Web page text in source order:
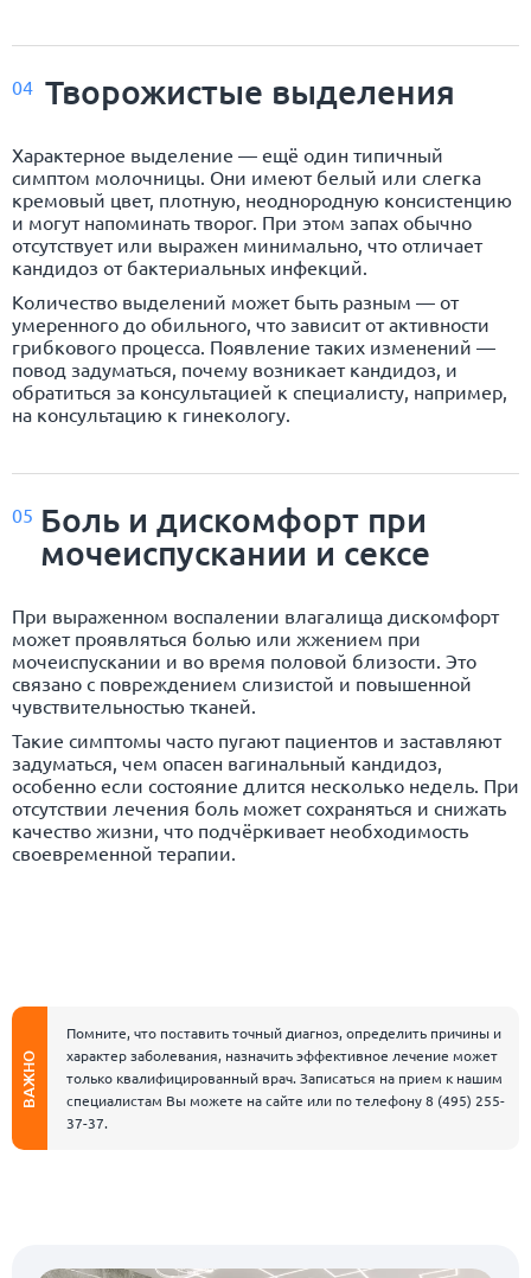
04 Творожистые выделения
Характерное выделение — ещё один типичный
симптом молочницы. Они имеют белый или слегка
кремовый цвет, плотную, неоднородную консистенцию
и могут напоминать творог. При этом запах обычно
отсутствует или выражен минимально, что отличает
кандидоз от бактериальных инфекций.
Количество выделений может быть разным — от
умеренного до обильного, что зависит от активности
грибкового процесса. Появление таких изменений —
повод задуматься, почему возникает кандидоз, и
обратиться за консультацией к специалисту, например,
на консультацию к гинекологу.
05 Боль и дискомфорт при
мочеиспускании и сексе
При выраженном воспалении влагалища дискомфорт
может проявляться болью или жжением при
мочеиспускании и во время половой близости. Это
связано с повреждением слизистой и повышенной
чувствительностью тканей.
Такие симптомы часто пугают пациентов и заставляют
задуматься, чем опасен вагинальный кандидоз,
особенно если состояние длится несколько недель. При
отсутствии лечения боль может сохраняться и снижать
качество жизни, что подчёркивает необходимость
своевременной терапии.
ВАЖНО
Помните, что поставить точный диагноз, определить причины и
характер заболевания, назначить эффективное лечение может
только квалифицированный врач. Записаться на прием к нашим
специалистам Вы можете на сайте или по телефону8 (495) 255-
37-37.